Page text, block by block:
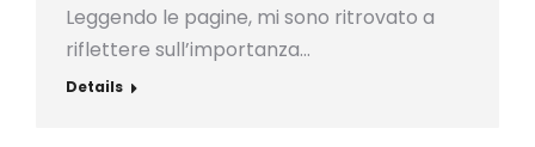
Leggendo le pagine, mi sono ritrovato a
riflettere sull’importanza…
Details